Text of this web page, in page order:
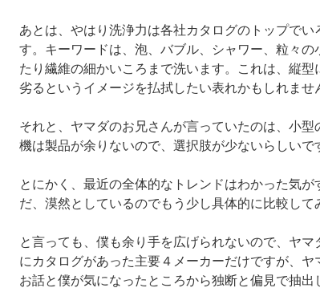
あとは、やはり洗浄力は各社カタログのトップでい
す。キーワードは、泡、バブル、シャワー、粒々の
たり繊維の細かいころまで洗います。これは、縦型
劣るというイメージを払拭したい表れかもしれませ
それと、ヤマダのお兄さんが言っていたのは、小型
機は製品が余りないので、選択肢が少ないらしいで
とにかく、最近の全体的なトレンドはわかった気が
だ、漠然としているのでもう少し具体的に比較して
と言っても、僕も余り手を広げられないので、ヤマ
にカタログがあった主要４メーカーだけですが、ヤ
お話と僕が気になったところから独断と偏見で抽出